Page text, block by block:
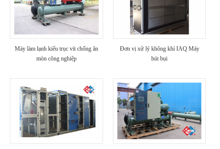
Máy làm lạnh kiểu trục vít chống ăn
mòn công nghiệp
Đơn vị xử lý không khí IAQ Máy
hút bụi